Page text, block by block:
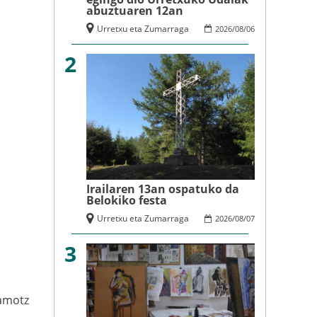
abuztuaren 12an
2026/08/06
Urretxu eta Zumarraga
2
Irailaren 13an ospatuko da
Belokiko festa
2026/08/07
Urretxu eta Zumarraga
3